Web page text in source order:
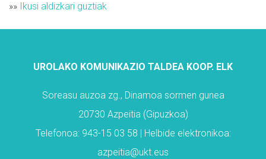
»» Ikusi aldizkari guztiak
UROLAKO KOMUNIKAZIO TALDEA KOOP. ELK
Soreasu auzoa zg., Dinamoa sormen gunea
20730 Azpeitia (Gipuzkoa)
Telefonoa: 943-15 03 58 | Helbide elektronikoa:
azpeitia@ukt.eus